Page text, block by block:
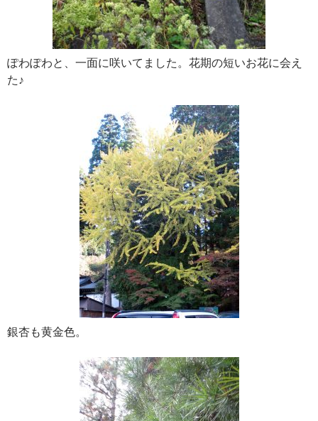
ぽわぽわと、一面に咲いてました。花期の短いお花に会え
た♪
銀杏も黄金色。